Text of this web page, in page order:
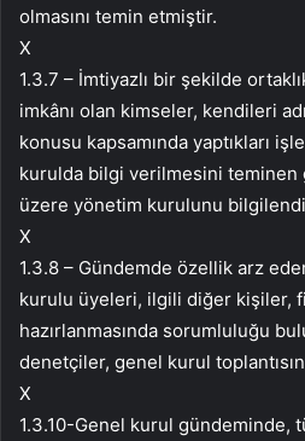
olmasını temin etmiştir.
X
1.3.7 – İmtiyazlı bir şekilde
imkânı olan kimseler, kendileri
konusu kapsamında yaptıkları
kurulda bilgi verilmesini teminen
üzere yönetim kurulunu
X
1.3.8 – Gündemde özellik arz
kurulu üyeleri, ilgili diğer kişiler,
hazırlanmasında sorumluluğu
denetçiler, genel kurul
X
1.3.10-Genel kurul gündeminde,